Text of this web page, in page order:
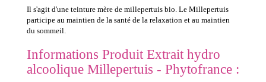
Il s'agit d'une teinture mère de millepertuis bio. Le Millepertuis
participe au maintien de la santé de la relaxation et au maintien
du sommeil.
Informations Produit Extrait hydro
alcoolique Millepertuis - Phytofrance :